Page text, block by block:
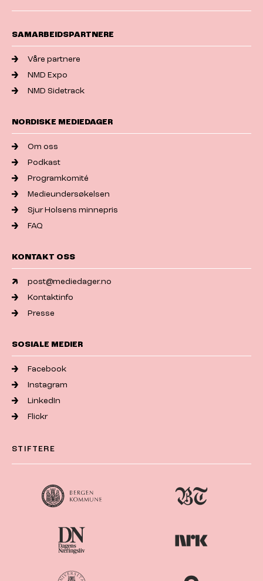
SAMARBEIDSPARTNERE
Våre partnere
NMD Expo
NMD Sidetrack
NORDISKE MEDIEDAGER
Om oss
Podkast
Programkomité
Medieundersøkelsen
Sjur Holsens minnepris
FAQ
KONTAKT OSS
post@mediedager.no
Kontaktinfo
Presse
SOSIALE MEDIER
Facebook
Instagram
LinkedIn
Flickr
STIFTERE